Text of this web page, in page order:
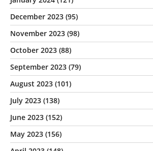
December 2023 (95)
November 2023 (98)
October 2023 (88)
September 2023 (79)
August 2023 (101)
July 2023 (138)
June 2023 (152)
May 2023 (156)